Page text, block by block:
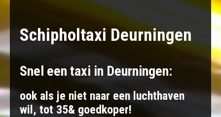
Schipholtaxi Deurningen
Snel een taxi in Deurningen:
ook als je niet naar een luchthaven
wil, tot 35& goedkoper!